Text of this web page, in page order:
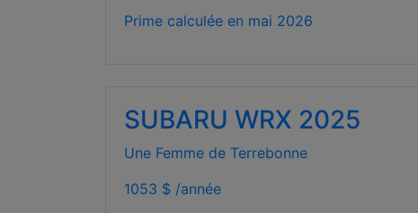
Prime calculée en mai 2026
SUBARU WRX 2025
Une Femme de Terrebonne
1053 $ /année